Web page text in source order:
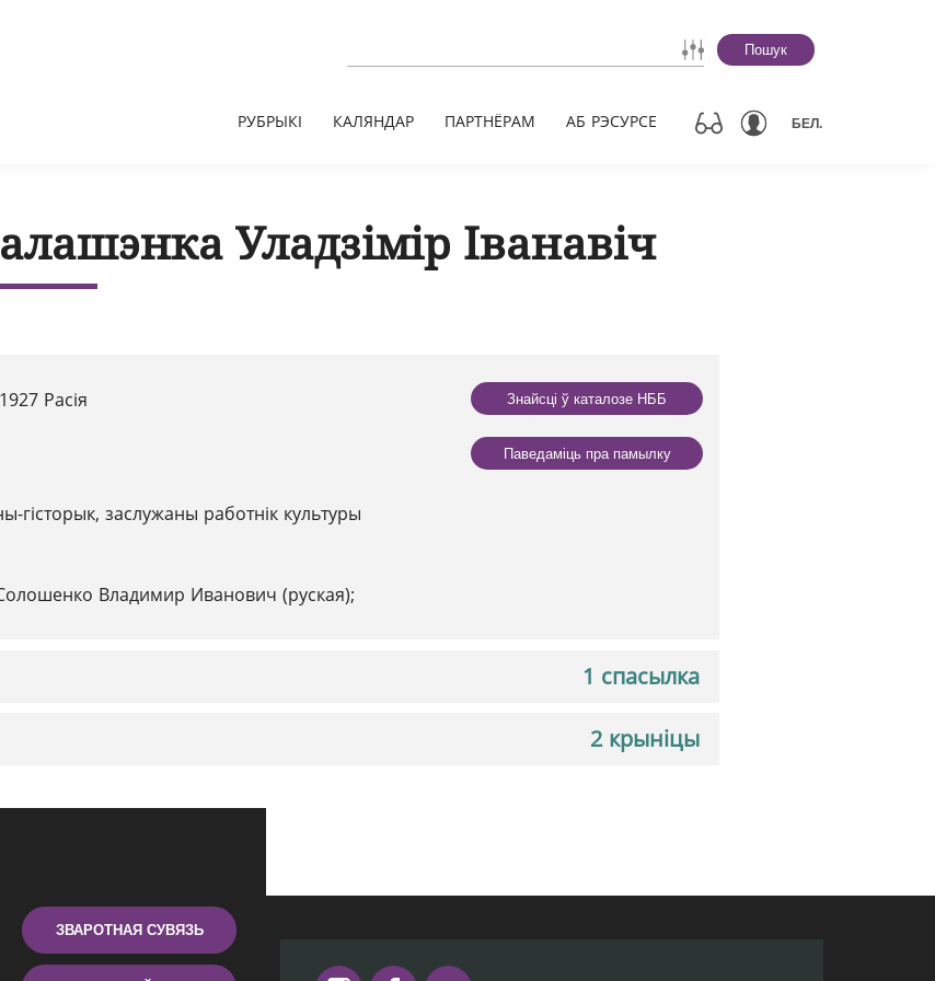
Пошук
РУБРЫКІ КАЛЯНДАР ПАРТНЁРАМ АБ РЭСУРСЕ БЕЛ.
Уладзімір Іванавіч
Расія
гісторык, заслужаны работнік культуры
Владимир Иванович (руская);
Знайсці ў каталозе НББ
Паведаміць пра памылку
1 спасылка
2 крыніцы
ЗВАРОТНАЯ СУВЯЗЬ